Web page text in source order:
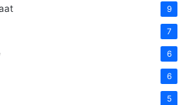
9
7
6
6
5